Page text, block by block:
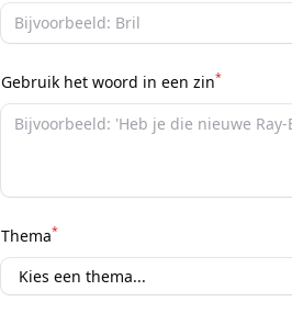
Gebruik het woord in een zin*
Thema*